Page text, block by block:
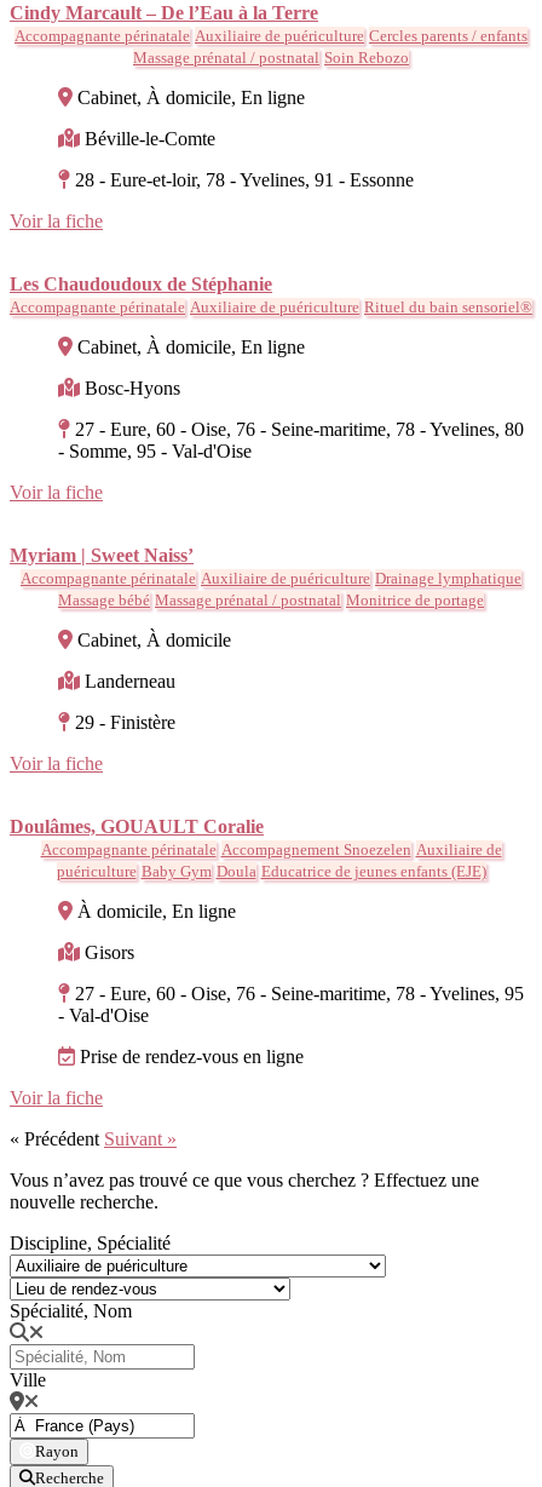
Cindy Marcault – De l’Eau à la Terre
Accompagnante périnatale Auxiliaire de puériculture Cercles parents / enfants
Massage prénatal / postnatal Soin Rebozo
Cabinet, À domicile, En ligne
Béville-le-Comte
28 - Eure-et-loir, 78 - Yvelines, 91 - Essonne
Voir la fiche
Les Chaudoudoux de Stéphanie
Accompagnante périnatale Auxiliaire de puériculture Rituel du bain sensoriel®
Cabinet, À domicile, En ligne
Bosc-Hyons
27 - Eure, 60 - Oise, 76 - Seine-maritime, 78 - Yvelines, 80
- Somme, 95 - Val-d'Oise
Voir la fiche
Myriam | Sweet Naiss’
Accompagnante périnatale Auxiliaire de puériculture Drainage lymphatique
Massage bébé Massage prénatal / postnatal Monitrice de portage
Cabinet, À domicile
Landerneau
29 - Finistère
Voir la fiche
Doulâmes, GOUAULT Coralie
Accompagnante périnatale Accompagnement Snoezelen Auxiliaire de
puériculture Baby Gym Doula Educatrice de jeunes enfants (EJE)
À domicile, En ligne
Gisors
27 - Eure, 60 - Oise, 76 - Seine-maritime, 78 - Yvelines, 95
- Val-d'Oise
Prise de rendez-vous en ligne
Voir la fiche
« Précédent Suivant »
Vous n’avez pas trouvé ce que vous cherchez ? Effectuez une
nouvelle recherche.
Discipline, Spécialité
Spécialité, Nom
Ville
Rayon
Recherche